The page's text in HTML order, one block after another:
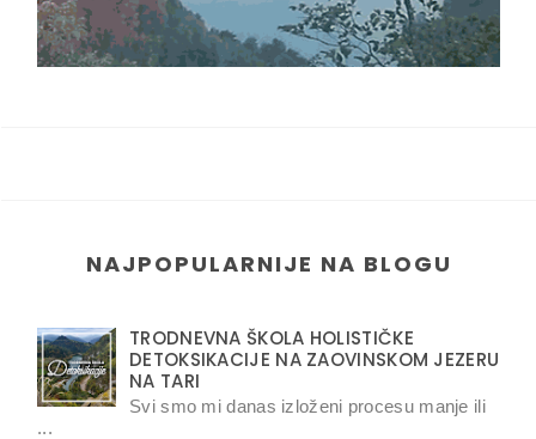
NAJPOPULARNIJE NA BLOGU
TRODNEVNA ŠKOLA HOLISTIČKE
DETOKSIKACIJE NA ZAOVINSKOM JEZERU
NA TARI
Svi smo mi danas izloženi procesu manje ili
...